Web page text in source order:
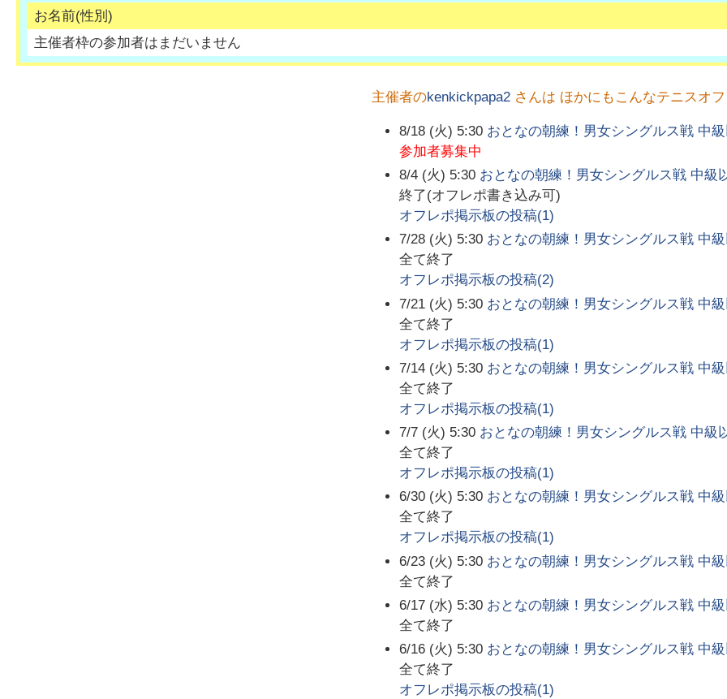
お名前(性別)
主催者枠の参加者はまだいません
主催者のkenkickpapa2 さんは ほかにもこんなテニスオ
8/18 (火) 5:30 おとなの朝練！男女シングルス戦 中
参加者募集中
8/4 (火) 5:30 おとなの朝練！男女シングルス戦 中級
終了(オフレポ書き込み可)
オフレポ掲示板の投稿(1)
7/28 (火) 5:30 おとなの朝練！男女シングルス戦 中
全て終了
オフレポ掲示板の投稿(2)
7/21 (火) 5:30 おとなの朝練！男女シングルス戦 中
全て終了
オフレポ掲示板の投稿(1)
7/14 (火) 5:30 おとなの朝練！男女シングルス戦 中
全て終了
オフレポ掲示板の投稿(1)
7/7 (火) 5:30 おとなの朝練！男女シングルス戦 中級
全て終了
オフレポ掲示板の投稿(1)
6/30 (火) 5:30 おとなの朝練！男女シングルス戦 中
全て終了
オフレポ掲示板の投稿(1)
6/23 (火) 5:30 おとなの朝練！男女シングルス戦 中
全て終了
6/17 (水) 5:30 おとなの朝練！男女シングルス戦 中
全て終了
6/16 (火) 5:30 おとなの朝練！男女シングルス戦 中
全て終了
オフレポ掲示板の投稿(1)